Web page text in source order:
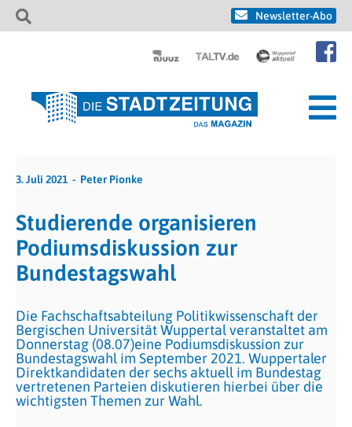
Newsletter-Abo
3. Juli 2021 Peter Pionke
Studierende organisieren
Podiumsdiskussion zur
Bundestagswahl
Die Fachschaftsabteilung Politikwissenschaft der
Bergischen Universität Wuppertal veranstaltet am
Donnerstag (08.07)eine Podiumsdiskussion zur
Bundestagswahl im September 2021. Wuppertaler
Direktkandidaten der sechs aktuell im Bundestag
vertretenen Parteien diskutieren hierbei über die
wichtigsten Themen zur Wahl.